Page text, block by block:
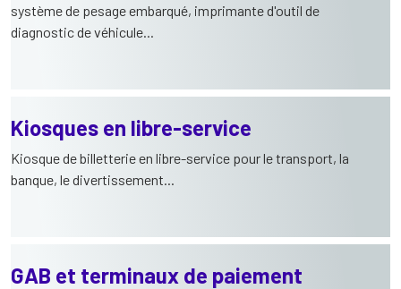
système de pesage embarqué, imprimante d'outil de
diagnostic de véhicule...
Kiosques en libre-service
Kiosque de billetterie en libre-service pour le transport, la
banque, le divertissement...
GAB et terminaux de paiement